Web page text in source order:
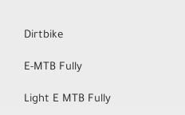
Dirtbike
E-MTB Fully
Light E MTB Fully